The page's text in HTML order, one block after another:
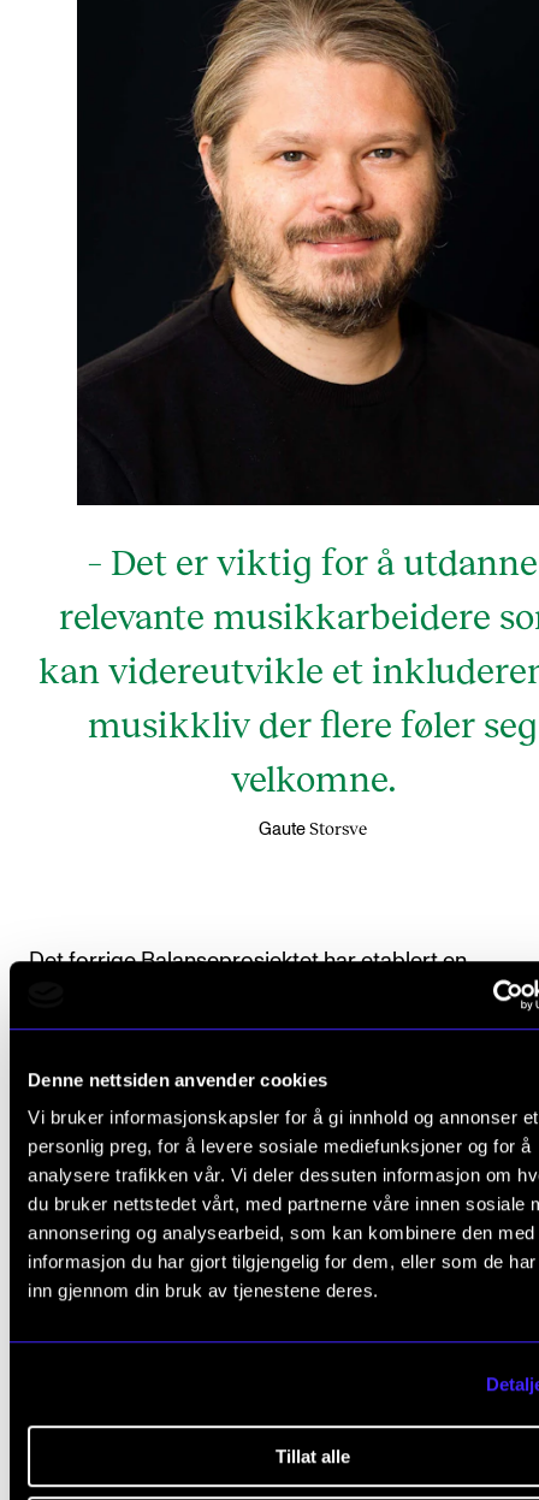
Denne nettsiden anvender cookies
Vi bruker informasjonskapsler for å gi innhold og annonser et
personlig preg, for å levere sosiale mediefunksjoner og for å
analysere trafikken vår. Vi deler dessuten informasjon om
du bruker nettstedet vårt, med partnerne våre innen sosiale
annonsering og analysearbeid, som kan kombinere den med
informasjon du har gjort tilgjengelig for dem, eller som de
inn gjennom din bruk av tjenestene deres.
Tillat alle
– Det er viktig for å utdanne
relevante musikkarbeidere
kan videreutvikle et
musikkliv der flere føler seg
velkomne.
Gaute Storsve
Det forrige Balanseprosjektet har etablert en
» – en samling portrettintervjuer
kunstnerisk og vitenskapelig ansatte forteller sine
historier.
Denne ønsker Storsve å videreutvikle, slik at
ulike bakgrunner og erfaringer fortsetter å løftes
gjennom profesjonelle presentasjoner.
– Vi ønsker å løfte fram stemmer som i mindre grad
vært synlige i høyere musikkutdanning, men som
bidrar med høy faglig kompetanse ved NMH, sier